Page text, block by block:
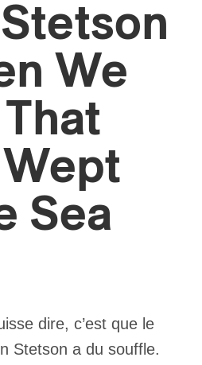
We
Sea
dire, c’est que le
Stetson a du souffle.